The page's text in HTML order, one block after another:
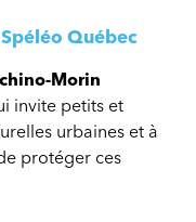
Québec
Morin
invite petits et
urbaines et à
protéger ces